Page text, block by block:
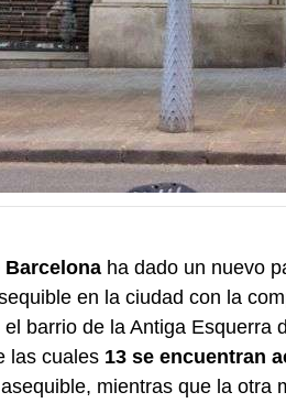
Barcelona ha dado un nuevo
en la ciudad con la
barrio de la Antiga Esquerra
las cuales 13 se encuentran
mientras que la otra